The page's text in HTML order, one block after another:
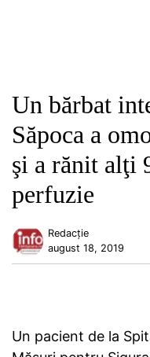
Un bărbat
Săpoca a
şi a rănit alţi
perfuzie
Redacție
august 18, 2019
Un pacient de la